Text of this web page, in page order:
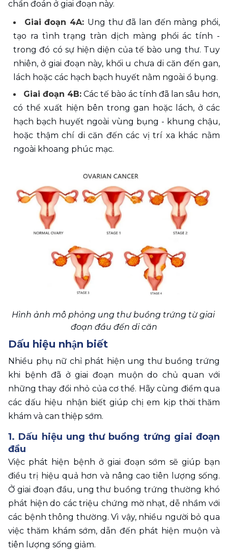
chẩn đoán ở giai đoạn này.
Giai đoạn 4A: Ung thư đã lan đến màng phổi,
tạo ra tình trạng tràn dịch màng phổi ác tính -
trong đó có sự hiện diện của tế bào ung thư. Tuy
nhiên, ở giai đoạn này, khối u chưa di căn đến gan,
lách hoặc các hạch bạch huyết nằm ngoài ổ bụng.
Giai đoạn 4B: Các tế bào ác tính đã lan sâu hơn,
có thể xuất hiện bên trong gan hoặc lách, ở các
hạch bạch huyết ngoài vùng bụng - khung chậu,
hoặc thậm chí di căn đến các vị trí xa khác nằm
ngoài khoang phúc mạc.
Hình ảnh mô phỏng ung thư buồng trứng từ giai
đoạn đầu đến di căn
Dấu hiệu nhận biết
Nhiều phụ nữ chỉ phát hiện ung thư buồng trứng
khi bệnh đã ở giai đoạn muộn do chủ quan với
những thay đổi nhỏ của cơ thể. Hãy cùng điểm qua
các dấu hiệu nhận biết giúp chị em kịp thời thăm
khám và can thiệp sớm.
1. Dấu hiệu ung thư buồng trứng giai đoạn
đầu
Việc phát hiện bệnh ở giai đoạn sớm sẽ giúp bạn
điều trị hiệu quả hơn và nâng cao tiên lượng sống.
Ở giai đoạn đầu, ung thư buồng trứng thường khó
phát hiện do các triệu chứng mờ nhạt, dễ nhầm với
các bệnh thông thường. Vì vậy, nhiều người bỏ qua
việc thăm khám sớm, dẫn đến phát hiện muộn và
tiên lượng sống giảm.